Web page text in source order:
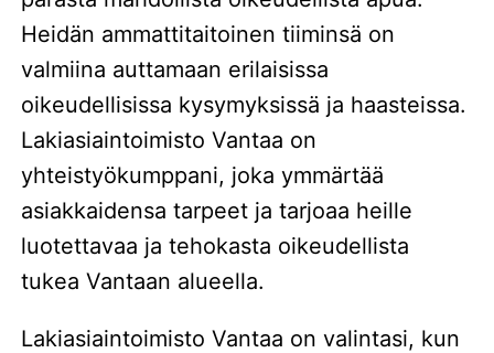
Heidän ammattitaitoinen tiiminsä on
valmiina auttamaan erilaisissa
oikeudellisissa kysymyksissä ja haasteissa.
Lakiasiaintoimisto Vantaa on
yhteistyökumppani, joka ymmärtää
asiakkaidensa tarpeet ja tarjoaa heille
luotettavaa ja tehokasta oikeudellista
tukea Vantaan alueella.
Lakiasiaintoimisto Vantaa on valintasi, kun